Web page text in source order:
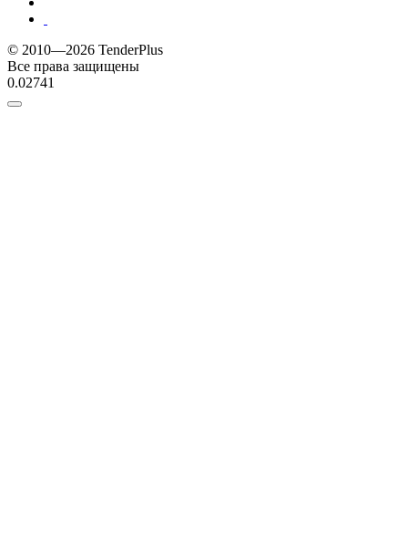
© 2010—2026 TenderPlus
Все права защищены
0.02741